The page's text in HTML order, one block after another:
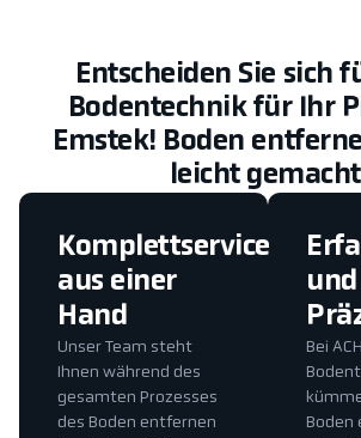
Entscheiden Sie sich
Bodentechnik für Ihr
Emstek! Boden
leicht
und
Bei
Komplettservice
aus einer
Hand
Unser Team steht
Ihnen während des
gesamten Prozesses
des Boden entfernen